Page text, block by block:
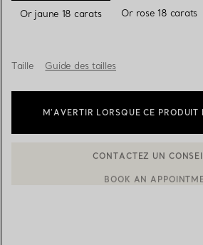
sélectionnés
Or jaune 18 carats Or rose 18 carats
Taille Guide des tailles
M’AVERTIR LORSQUE CE PRODUIT